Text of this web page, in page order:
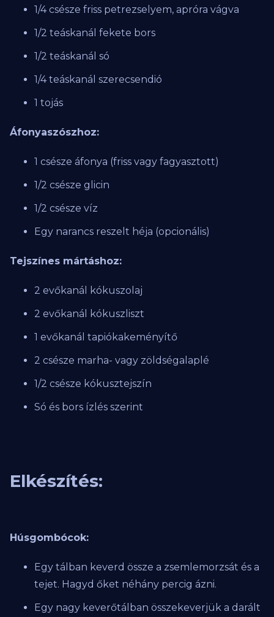
1/4 csésze friss petrezselyem, apróra vágva
1/2 teáskanál fekete bors
1/2 teáskanál só
1/4 teáskanál szerecsendió
1 tojás
Áfonyaszószhoz:
1 csésze áfonya (friss vagy fagyasztott)
1/2 csésze glicin
1/2 csésze víz
Egy narancs reszelt héja (opcionális)
Tejszínes mártáshoz:
2 evőkanál kókuszolaj
2 evőkanál kókuszliszt
1 evőkanál tapiókakeményítő
2 csésze marha- vagy zöldségalaplé
1/2 csésze kókusztejszín
Só és bors ízlés szerint
Elkészítés:
Húsgombócok:
Egy tálban keverd össze a zsemlemorzsát és a
tejet. Hagyd őket néhány percig ázni.
Egy nagy keverőtálban összekeverjük a darált